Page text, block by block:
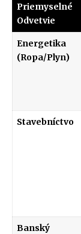
Priemyselné
Odvetvie
Energetika
(Ropa/Plyn)
Stavebníctvo
Banský